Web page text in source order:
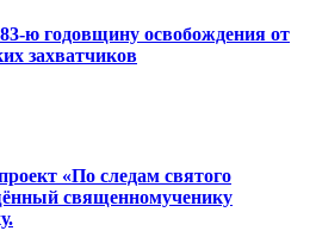
ю годовщину освобождения от
захватчиков
«По следам святого
священномученику